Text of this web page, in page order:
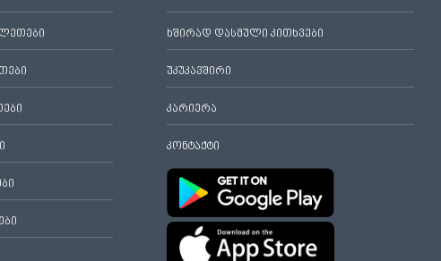
ხშირად დასმული კითხვები
უკუკავშირი
კარიერა
კონტაქტი